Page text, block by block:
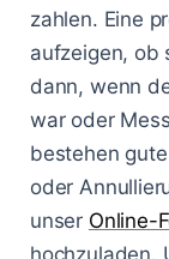
zahlen. Eine
aufzeigen, ob
dann, wenn
war oder
bestehen
oder
unser Online-